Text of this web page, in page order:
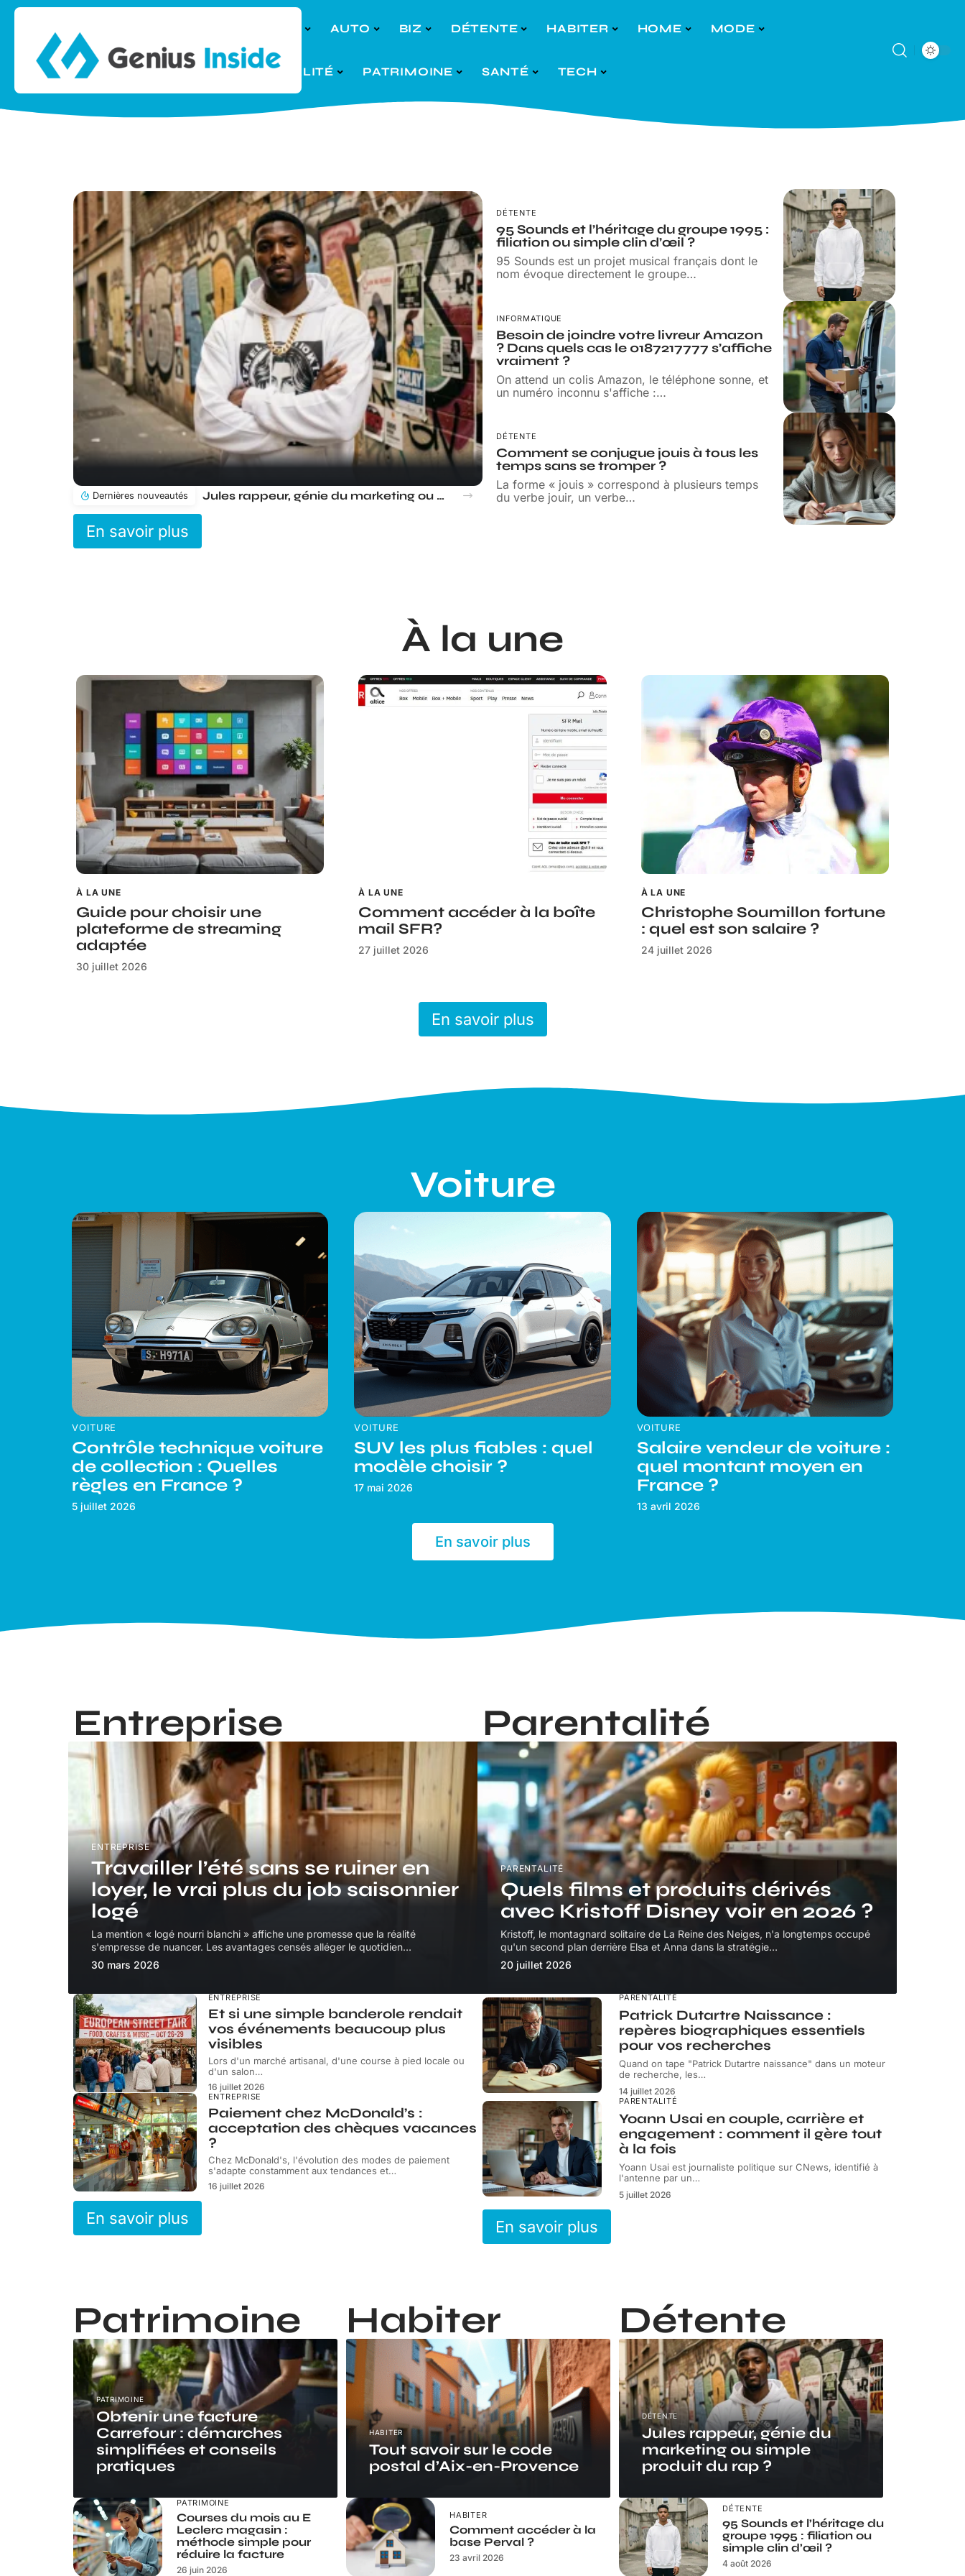
AUTO BIZ DÉTENTE HABITER HOME MODE
PARENTALITÉ PATRIMOINE SANTÉ TECH
Dernières nouveautés Jules rappeur, génie du marketing ou simple produit du rap ?
En savoir plus
DÉTENTE
95 Sounds et l’héritage du groupe 1995 :
filiation ou simple clin d’œil ?
95 Sounds est un projet musical français dont le
nom évoque directement le groupe…
INFORMATIQUE
Besoin de joindre votre livreur Amazon
? Dans quels cas le 0187217777 s’affiche
vraiment ?
On attend un colis Amazon, le téléphone sonne, et
un numéro inconnu s'affiche :…
DÉTENTE
Comment se conjugue jouis à tous les
temps sans se tromper ?
La forme « jouis » correspond à plusieurs temps
du verbe jouir, un verbe…
À la une
À LA UNE
Guide pour choisir une
plateforme de streaming
adaptée
30 juillet 2026
À LA UNE
Comment accéder à la boîte
mail SFR?
27 juillet 2026
À LA UNE
Christophe Soumillon fortune
: quel est son salaire ?
24 juillet 2026
En savoir plus
Voiture
VOITURE
Contrôle technique voiture
de collection : Quelles
règles en France ?
5 juillet 2026
VOITURE
SUV les plus fiables : quel
modèle choisir ?
17 mai 2026
VOITURE
Salaire vendeur de voiture :
quel montant moyen en
France ?
13 avril 2026
En savoir plus
Entreprise
ENTREPRISE
Travailler l’été sans se ruiner en
loyer, le vrai plus du job saisonnier
logé
La mention « logé nourri blanchi » affiche une promesse que la réalité
s'empresse de nuancer. Les avantages censés alléger le quotidien…
30 mars 2026
ENTREPRISE
Et si une simple banderole rendait
vos événements beaucoup plus
visibles
Lors d'un marché artisanal, d'une course à pied locale ou
d'un salon…
16 juillet 2026
ENTREPRISE
Paiement chez McDonald’s :
acceptation des chèques vacances
?
Chez McDonald's, l'évolution des modes de paiement
s'adapte constamment aux tendances et…
16 juillet 2026
En savoir plus
Parentalité
PARENTALITÉ
Quels films et produits dérivés
avec Kristoff Disney voir en 2026 ?
Kristoff, le montagnard solitaire de La Reine des Neiges, n'a longtemps occupé
qu'un second plan derrière Elsa et Anna dans la stratégie…
20 juillet 2026
PARENTALITÉ
Patrick Dutartre Naissance :
repères biographiques essentiels
pour vos recherches
Quand on tape "Patrick Dutartre naissance" dans un moteur
de recherche, les…
14 juillet 2026
PARENTALITÉ
Yoann Usai en couple, carrière et
engagement : comment il gère tout
à la fois
Yoann Usai est journaliste politique sur CNews, identifié à
l'antenne par un…
5 juillet 2026
En savoir plus
Patrimoine
PATRIMOINE
Obtenir une facture
Carrefour : démarches
simplifiées et conseils
pratiques
PATRIMOINE
Courses du mois au E
Leclerc magasin :
méthode simple pour
réduire la facture
26 juin 2026
Habiter
HABITER
Tout savoir sur le code
postal d’Aix-en-Provence
HABITER
Comment accéder à la
base Perval ?
23 avril 2026
Détente
DÉTENTE
Jules rappeur, génie du
marketing ou simple
produit du rap ?
DÉTENTE
95 Sounds et l’héritage du
groupe 1995 : filiation ou
simple clin d’œil ?
4 août 2026